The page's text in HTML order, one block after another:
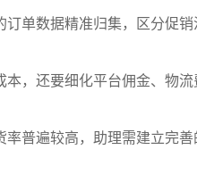
单数据精准归集，区分促
，还要细化平台佣金、物
普遍较高，助理需建立完